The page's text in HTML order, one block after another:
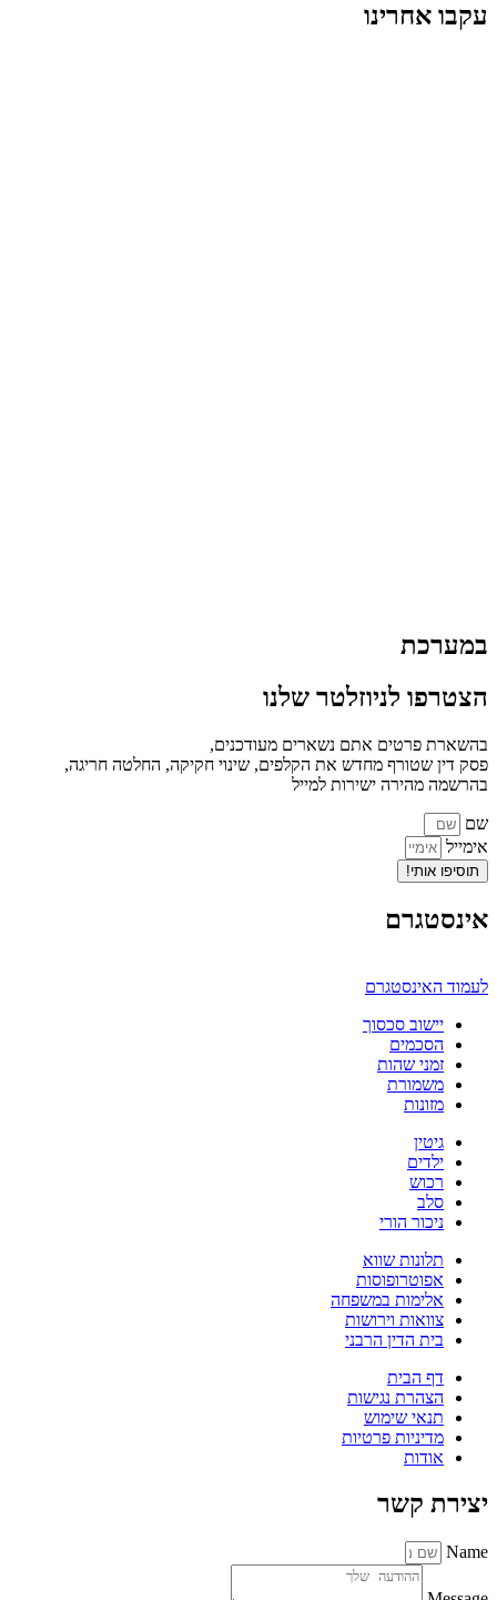
עקבו אחרינו
במערכת
הצטרפו לניוזלטר שלנו
בהשארת פרטים אתם נשארים מעודכנים,
פסק דין שטורף מחדש את הקלפים, שינוי חקיקה, החלטה חריגה,
בהרשמה מהירה ישירות למייל
שם
אימייל
תוסיפו אותי!
אינסטגרם
לעמוד האינסטגרם
יישוב סכסוך
הסכמים
זמני שהות
משמורת
מזונות
גיטין
ילדים
רכוש
סלב
ניכור הורי
תלונות שווא
אפוטרופוסות
אלימות במשפחה
צוואות וירושות
בית הדין הרבני
דף הבית
הצהרת נגישות
תנאי שימוש
מדיניות פרטיות
אודות
יצירת קשר
Name